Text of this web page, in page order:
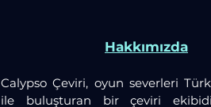
Hakkımızda
Calypso Çeviri, oyun severleri
ile buluşturan bir çeviri